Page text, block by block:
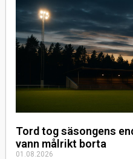
Tord tog säsongens
vann målrikt borta
01.08.2026